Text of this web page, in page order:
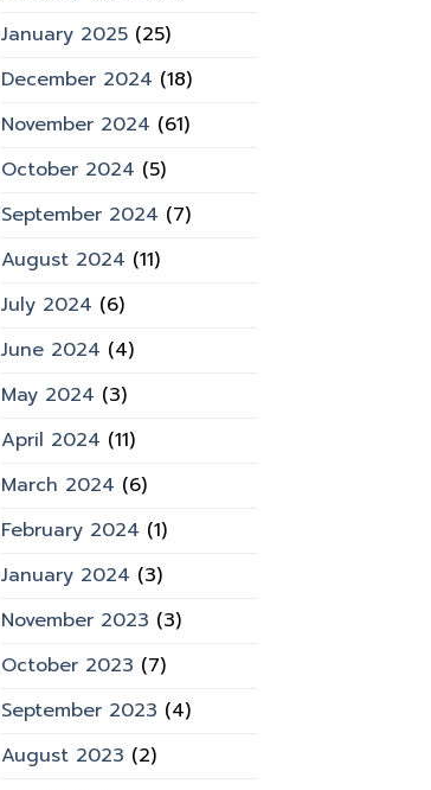
January 2025(25)
December 2024 (18)
November 2024 (61)
October 2024 (5)
September 2024 (7)
August 2024 (11)
July 2024 (6)
June 2024 (4)
May 2024 (3)
April 2024 (11)
March 2024 (6)
February 2024 (1)
January 2024 (3)
November 2023 (3)
October 2023 (7)
September 2023 (4)
August 2023 (2)